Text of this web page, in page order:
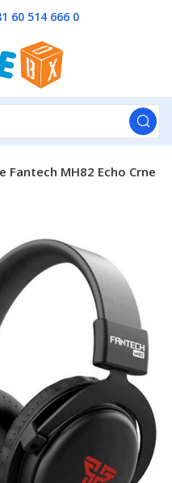
60 514 666 0
Fantech MH82 Echo Crne